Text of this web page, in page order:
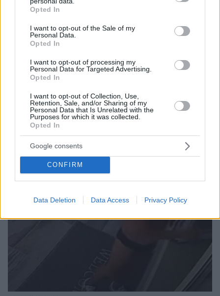
grant or deny consent to Google and its third-party tags to
use your data for below specified purposes in below Google
consent section.
Opted In
I want to opt-out of the Sale of my
Personal Data.
Opted In
I want to opt-out of processing my
Personal Data for Targeted Advertising.
Opted In
I want to opt-out of Collection, Use,
Retention, Sale, and/or Sharing of my
Personal Data that Is Unrelated with the
Purposes for which it was collected.
Opted In
Google consents
CONFIRM
Data Deletion Data Access Privacy Policy
ΔΕΙΤΕ ΟΛΕΣ ΤΙΣ ΕΙΔΗΣΕΙΣ
ΤΑ ΠΙΟ ΔΗΜΟΦΙΛΗ